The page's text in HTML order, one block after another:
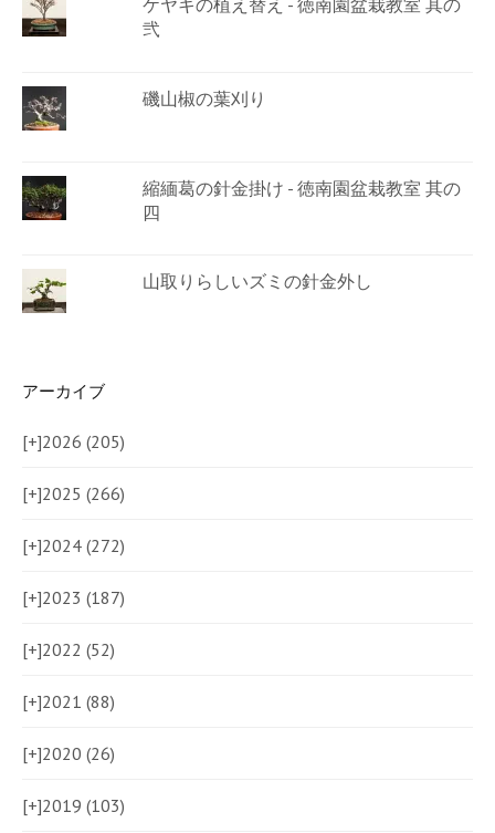
弐
磯山椒の葉刈り
縮緬葛の針金掛け - 徳南園盆栽教室 其の
四
山取りらしいズミの針金外し
アーカイブ
[+]2026 (205)
[+]2025 (266)
[+]2024 (272)
[+]2023 (187)
[+]2022 (52)
[+]2021 (88)
[+]2020 (26)
[+]2019 (103)